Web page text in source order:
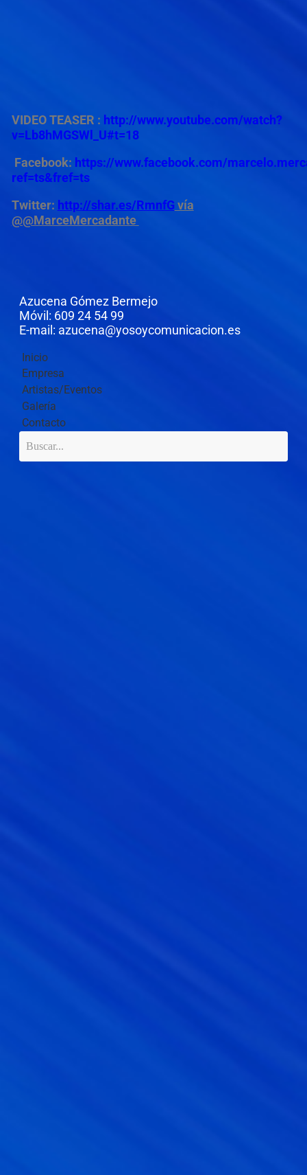
VIDEO TEASER : http://www.youtube.com/watch?
v=Lb8hMGSWl_U#t=18
Facebook: https://www.facebook.com/
ref=ts&fref=ts
Twitter: http://shar.es/RmnfG vía
@@MarceMercadante
Azucena Gómez Bermejo
Móvil: 609 24 54 99
E-mail: azucena@yosoycomunicacion.es
Inicio
Empresa
Artistas/Eventos
Galería
Contacto